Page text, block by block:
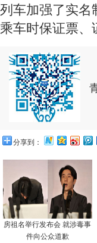
列车加强了实名
乘车时保证票、
分享到：
房祖名举行发布会 就涉毒事
件向公众道歉